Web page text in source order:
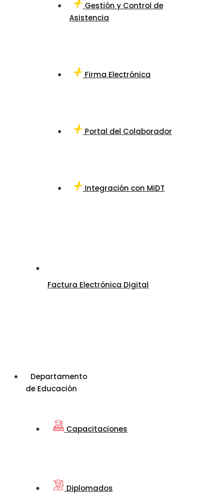
Gestión y Control de
Asistencia
Firma Electrónica
Portal del Colaborador
Integración con MiDT
Factura Electrónica Digital
Departamento
de Educación
Capacitaciones
Diplomados